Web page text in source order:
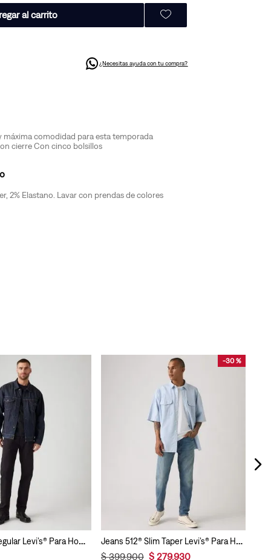
al carrito
¿Necesitas ayuda con tu compra?
máxima comodidad para esta temporada
cierre Con cinco bolsillos
2% Elastano. Lavar con prendas de colores
Jeans 505® Regular Levi’s® Para Hombre
-30 %
Jeans 512® Slim Taper Levi’s® Para Hombre
$ 399.900 $ 279.930